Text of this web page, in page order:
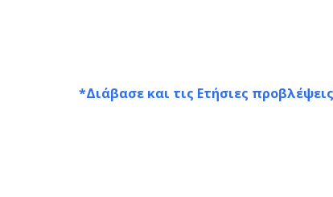
*Διάβασε και τις Ετήσιες